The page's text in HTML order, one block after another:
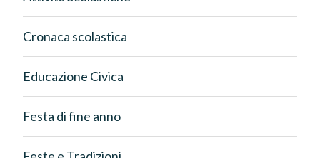
Cronaca scolastica
Educazione Civica
Festa di fine anno